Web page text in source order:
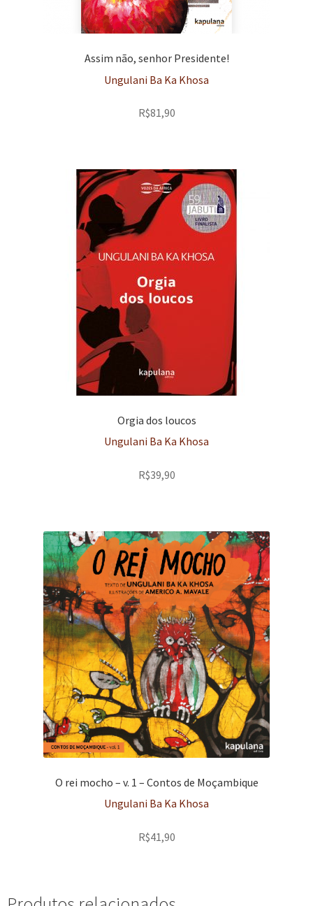
Assim não, senhor Presidente!
Ungulani Ba Ka Khosa
R$81,90
Orgia dos loucos
Ungulani Ba Ka Khosa
R$39,90
O rei mocho – v. 1 – Contos de Moçambique
Ungulani Ba Ka Khosa
R$41,90